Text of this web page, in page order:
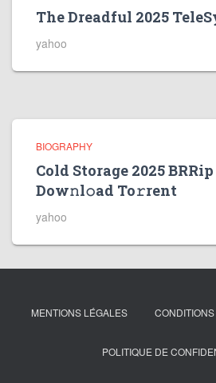
The Dreadful 2025
yahoo
BIOGRAPHY
Cold Storage 2025
Dow𝚗l𝚘ad To𝚛rent
yahoo
MENTIONS LÉGALES
POLITIQUE DE